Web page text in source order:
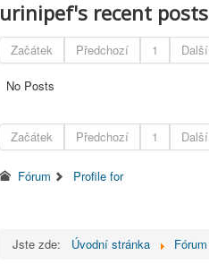
urinipef's recent posts
Začátek Předchozí 1 Další
No Posts
Začátek Předchozí 1 Další
Fórum Profile for
Jste zde:
Úvodní stránka Fórum